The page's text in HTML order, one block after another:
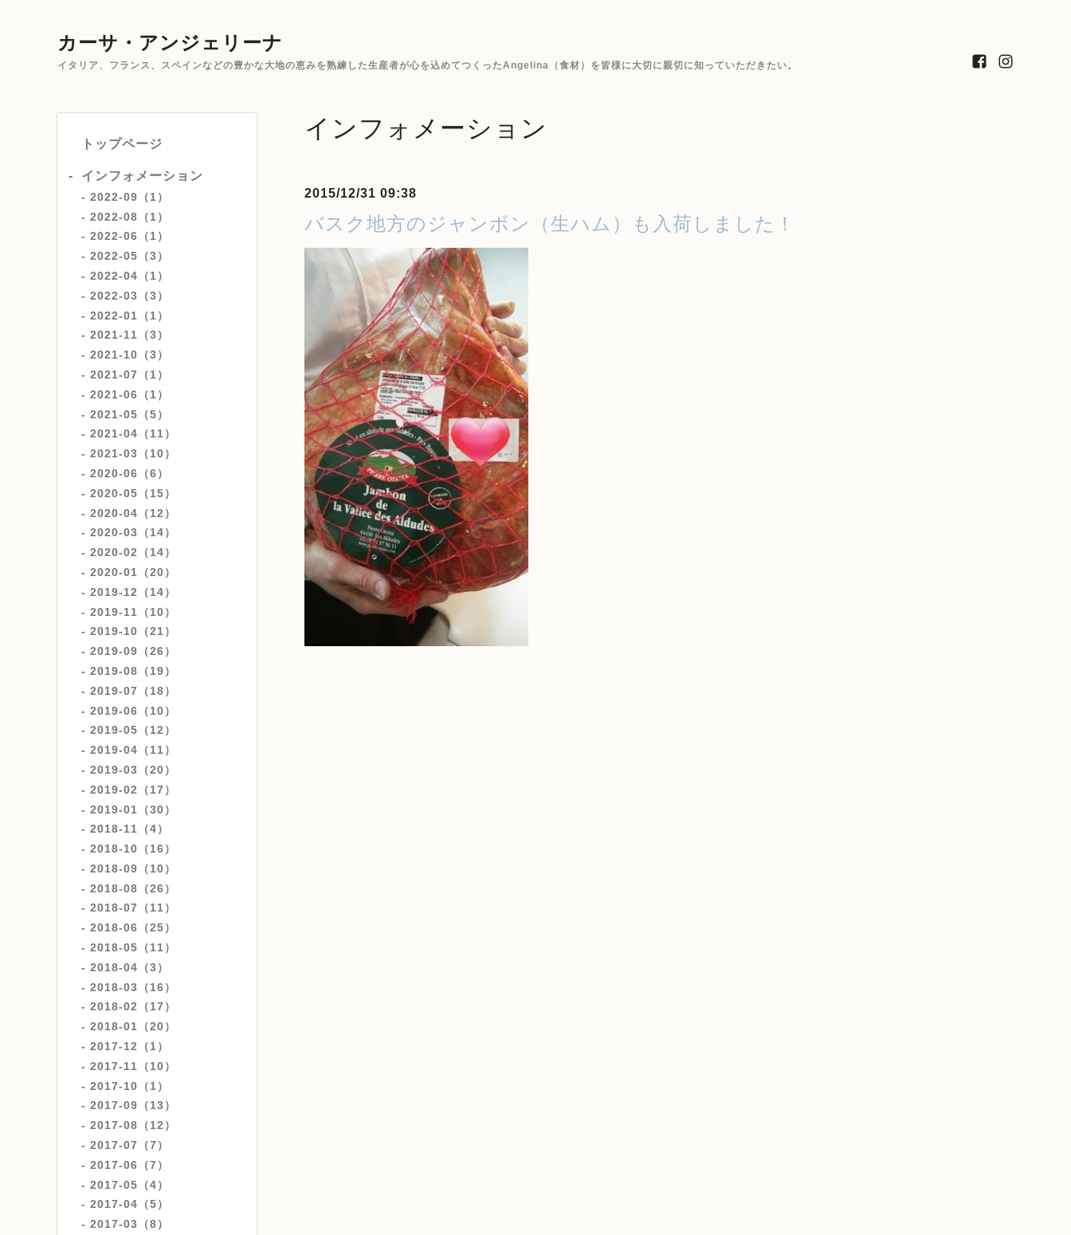
カーサ・アンジェリーナ
イタリア、フランス、スペインなどの豊かな大地の恵みを熟練した生産者が心を込めてつくったAngelina（食材）を皆様に大切に親切に知っていただきたい。
トップページ
インフォメーション
2022-09（1）
2022-08（1）
2022-06（1）
2022-05（3）
2022-04（1）
2022-03（3）
2022-01（1）
2021-11（3）
2021-10（3）
2021-07（1）
2021-06（1）
2021-05（5）
2021-04（11）
2021-03（10）
2020-06（6）
2020-05（15）
2020-04（12）
2020-03（14）
2020-02（14）
2020-01（20）
2019-12（14）
2019-11（10）
2019-10（21）
2019-09（26）
2019-08（19）
2019-07（18）
2019-06（10）
2019-05（12）
2019-04（11）
2019-03（20）
2019-02（17）
2019-01（30）
2018-11（4）
2018-10（16）
2018-09（10）
2018-08（26）
2018-07（11）
2018-06（25）
2018-05（11）
2018-04（3）
2018-03（16）
2018-02（17）
2018-01（20）
2017-12（1）
2017-11（10）
2017-10（1）
2017-09（13）
2017-08（12）
2017-07（7）
2017-06（7）
2017-05（4）
2017-04（5）
2017-03（8）
インフォメーション
2015/12/31 09:38
バスク地方のジャンボン（生ハム）も入荷しました！